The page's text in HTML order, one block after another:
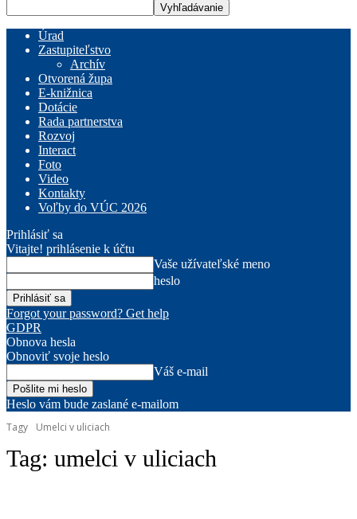
Úrad
Zastupiteľstvo
Archív
Otvorená župa
E-knižnica
Dotácie
Rada partnerstva
Rozvoj
Interact
Foto
Video
Kontakty
Voľby do VÚC 2026
Prihlásiť sa
Vitajte! prihlásenie k účtu
Vaše užívateľské meno
heslo
Forgot your password? Get help
GDPR
Obnova hesla
Obnoviť svoje heslo
Váš e-mail
Heslo vám bude zaslané e-mailom
Tagy
Umelci v uliciach
Tag: umelci v uliciach